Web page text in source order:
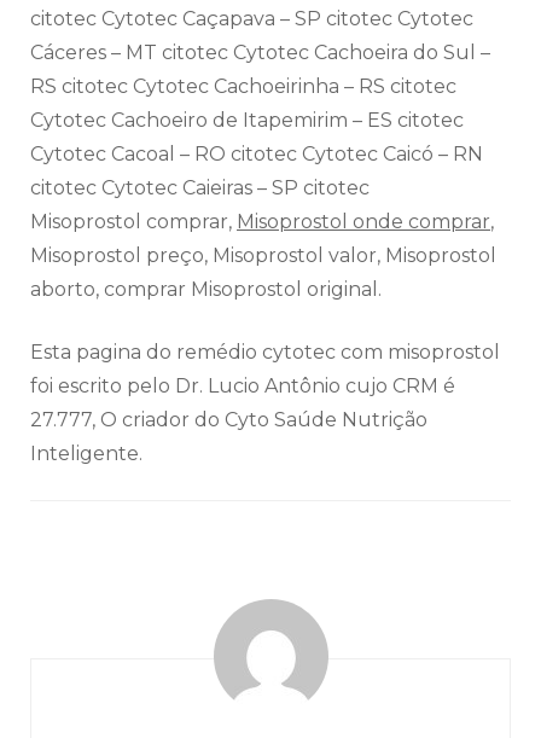
citotec Cytotec Caçapava – SP citotec Cytotec
Cáceres – MT citotec Cytotec Cachoeira do Sul –
RS citotec Cytotec Cachoeirinha – RS citotec
Cytotec Cachoeiro de Itapemirim – ES citotec
Cytotec Cacoal – RO citotec Cytotec Caicó – RN
citotec Cytotec Caieiras – SP citotec
Misoprostol comprar, Misoprostol onde comprar,
Misoprostol preço, Misoprostol valor, Misoprostol
aborto, comprar Misoprostol original.
Esta pagina do remédio cytotec com misoprostol
foi escrito pelo Dr. Lucio Antônio cujo CRM é
27.777, O criador do Cyto Saúde Nutrição
Inteligente.